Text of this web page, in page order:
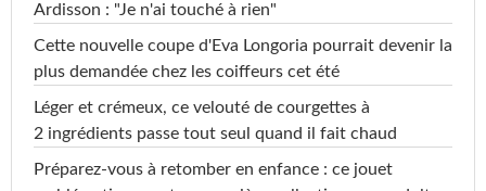
Ardisson : "Je n'ai touché à rien"
Cette nouvelle coupe d'Eva Longoria pourrait devenir la
plus demandée chez les coiffeurs cet été
Léger et crémeux, ce velouté de courgettes à
2 ingrédients passe tout seul quand il fait chaud
Préparez-vous à retomber en enfance : ce jouet